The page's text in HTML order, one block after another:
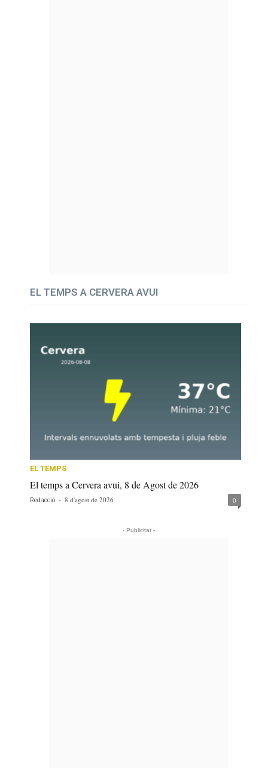
EL TEMPS A CERVERA AVUI
EL TEMPS
El temps a Cervera avui, 8 de Agost de 2026
Redacció - 8 d'agost de 2026 0
- Publicitat -